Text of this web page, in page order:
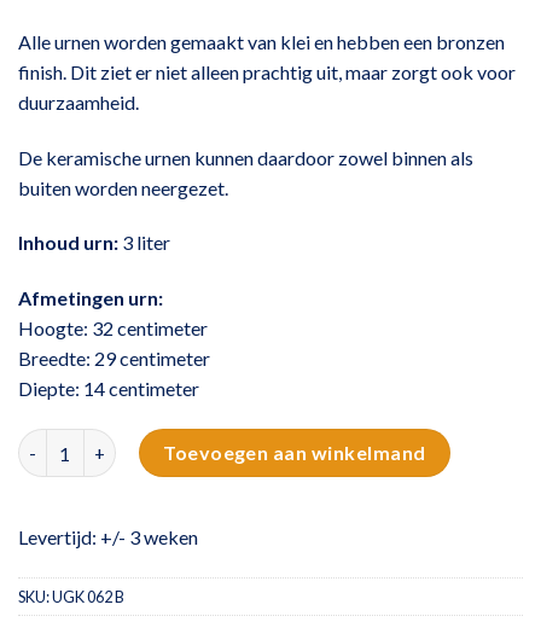
Alle urnen worden gemaakt van klei en hebben een bronzen
finish. Dit ziet er niet alleen prachtig uit, maar zorgt ook voor
duurzaamheid.
De keramische urnen kunnen daardoor zowel binnen als
buiten worden neergezet.
Inhoud urn: 3 liter
Afmetingen urn:
Hoogte: 32 centimeter
Breedte: 29 centimeter
Diepte: 14 centimeter
Verborgen liefde aantalToevoegen aan winkelmand
Levertijd: +/- 3 weken
SKU:UGK 062 B